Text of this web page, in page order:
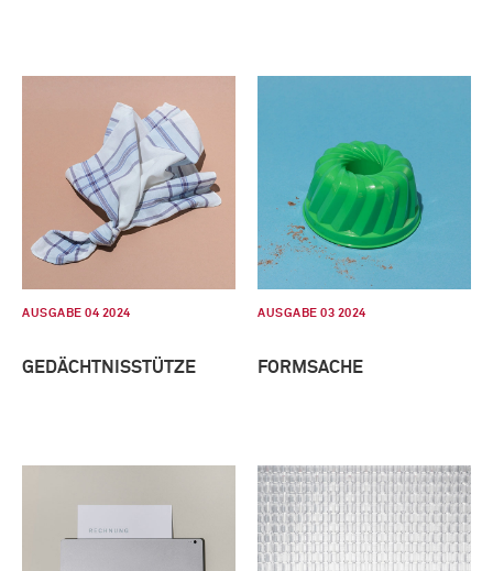
AUSGABE 04 2024
GEDÄCHTNISSTÜTZE
AUSGABE 03 2024
FORMSACHE